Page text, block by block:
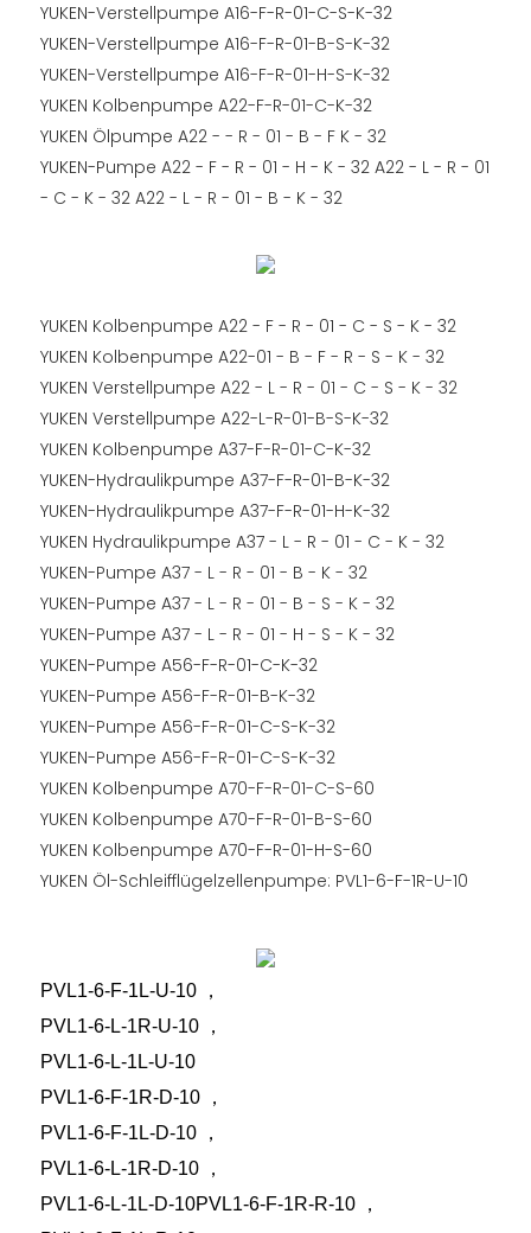
YUKEN-Verstellpumpe A16-F-R-01-C-S-K-32
YUKEN-Verstellpumpe A16-F-R-01-B-S-K-32
YUKEN-Verstellpumpe A16-F-R-01-H-S-K-32
YUKEN Kolbenpumpe A22-F-R-01-C-K-32
YUKEN Ölpumpe A22 - - R - 01 - B - F K - 32
YUKEN-Pumpe A22 - F - R - 01 - H - K - 32 A22 - L - R - 01
- C - K - 32 A22 - L - R - 01 - B - K - 32
YUKEN Kolbenpumpe A22 - F - R - 01 - C - S - K - 32
YUKEN Kolbenpumpe A22-01 - B - F - R - S - K - 32
YUKEN Verstellpumpe A22 - L - R - 01 - C - S - K - 32
YUKEN Verstellpumpe A22-L-R-01-B-S-K-32
YUKEN Kolbenpumpe A37-F-R-01-C-K-32
YUKEN-Hydraulikpumpe A37-F-R-01-B-K-32
YUKEN-Hydraulikpumpe A37-F-R-01-H-K-32
YUKEN Hydraulikpumpe A37 - L - R - 01 - C - K - 32
YUKEN-Pumpe A37 - L - R - 01 - B - K - 32
YUKEN-Pumpe A37 - L - R - 01 - B - S - K - 32
YUKEN-Pumpe A37 - L - R - 01 - H - S - K - 32
YUKEN-Pumpe A56-F-R-01-C-K-32
YUKEN-Pumpe A56-F-R-01-B-K-32
YUKEN-Pumpe A56-F-R-01-C-S-K-32
YUKEN-Pumpe A56-F-R-01-C-S-K-32
YUKEN Kolbenpumpe A70-F-R-01-C-S-60
YUKEN Kolbenpumpe A70-F-R-01-B-S-60
YUKEN Kolbenpumpe A70-F-R-01-H-S-60
YUKEN Öl-Schleifflügelzellenpumpe: PVL1-6-F-1R-U-10
PVL1-6-F-1L-U-10
，
PVL1-6-L-1R-U-10
，
PVL1-6-L-1L-U-10
PVL1-6-F-1R-D-10
，
PVL1-6-F-1L-D-10
，
PVL1-6-L-1R-D-10
，
PVL1-6-L-1L-D-10PVL1-6-F-1R-R-10
，